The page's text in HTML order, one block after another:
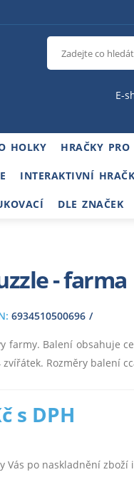
E-
HOLKY HRAČKY PRO
INTERAKTIVNÍ
DLE ZNAČEK
- farma
6934510500696
farmy. Balení obsahuje
Rozměry balení
s DPH
Vás po naskladnění zboží